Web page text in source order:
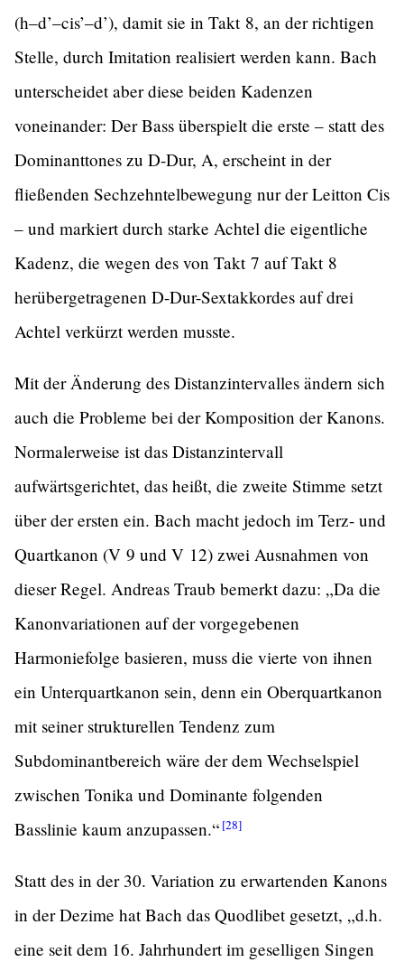
(h–d’–cis’–d’), damit sie in Takt 8, an der richtigen
Stelle, durch Imitation realisiert werden kann. Bach
unterscheidet aber diese beiden Kadenzen
voneinander: Der Bass überspielt die erste – statt des
Dominanttones zu D-Dur, A, erscheint in der
fließenden Sechzehntelbewegung nur der Leitton Cis
– und markiert durch starke Achtel die eigentliche
Kadenz, die wegen des von Takt 7 auf Takt 8
herübergetragenen D-Dur-Sextakkordes auf drei
Achtel verkürzt werden musste.
Mit der Änderung des Distanzintervalles ändern sich
auch die Probleme bei der Komposition der Kanons.
Normalerweise ist das Distanzintervall
aufwärtsgerichtet, das heißt, die zweite Stimme setzt
über der ersten ein. Bach macht jedoch im Terz- und
Quartkanon (V 9 und V 12) zwei Ausnahmen von
dieser Regel. Andreas Traub bemerkt dazu: „Da die
Kanonvariationen auf der vorgegebenen
Harmoniefolge basieren, muss die vierte von ihnen
ein Unterquartkanon sein, denn ein Oberquartkanon
mit seiner strukturellen Tendenz zum
Subdominantbereich wäre der dem Wechselspiel
zwischen Tonika und Dominante folgenden
Basslinie kaum anzupassen.“ [28]
Statt des in der 30. Variation zu erwartenden Kanons
in der Dezime hat Bach das Quodlibet gesetzt, „d.h.
eine seit dem 16. Jahrhundert im geselligen Singen